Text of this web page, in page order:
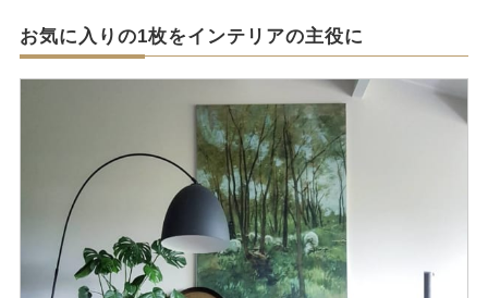
お気に入りの1枚をインテリアの主役に